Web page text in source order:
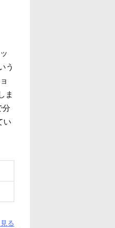
う
ま
分
い
る